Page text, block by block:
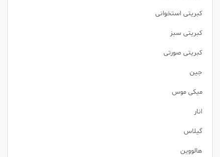
کبریتی استخوانی
کبریتی سبز
کبریتی صورتی
جین
میکی موس
انار
گیلاس
هالووین